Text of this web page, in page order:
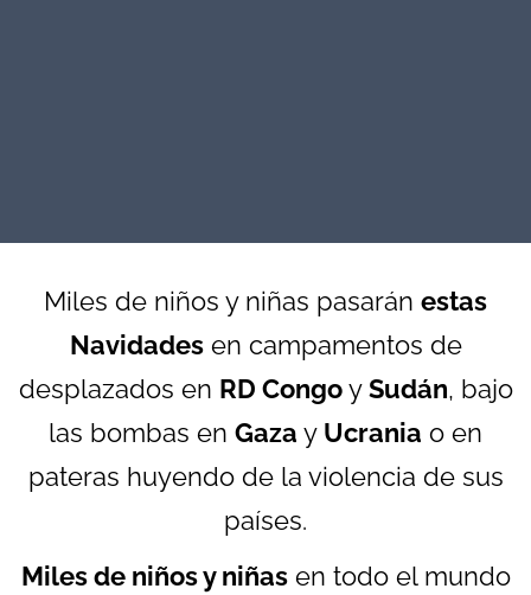
Miles de niños y niñas pasarán estas
Navidadesen campamentos de
desplazados en RD CongoySudán, bajo
las bombas en Gaza y Ucrania o en
pateras huyendo de la violencia de sus
países.
Miles de niños y niñasen todo el mundo